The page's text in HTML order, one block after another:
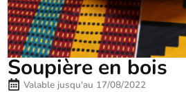
Soupière en bois
Valable jusqu'au 17/08/2022